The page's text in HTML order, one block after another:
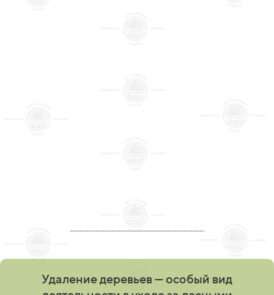
Удаление деревьев — особый вид